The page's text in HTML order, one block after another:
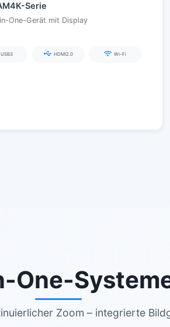
Serie
One-Gerät mit Display
USB3 HDMI2.0 Wi-Fi
One-
Zoom – integrierte